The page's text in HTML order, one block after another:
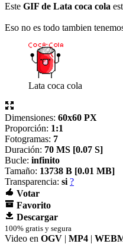
Este GIF de Lata coca cola
Eso no es todo tambien
Lata coca cola
Dimensiones: 60x60 PX
Proporción: 1:1
Fotogramas: 7
Duración: 70 MS [0.07 S]
Bucle: infinito
Tamaño: 13738 B [0.01 MB]
Transparencia: si ?
Votar
Favorito
Descargar
100% gratis y segura
Video en OGV | MP4 |